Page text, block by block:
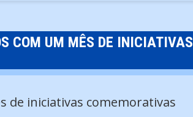
COM UM MÊS DE INICIATIVAS